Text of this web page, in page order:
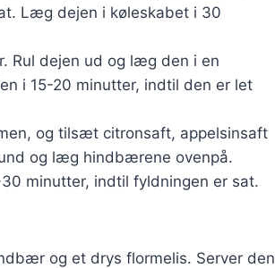
Læg dejen i køleskabet i 30
Rul dejen ud og læg den i en
i 15-20 minutter, indtil den er let
og tilsæt citronsaft, appelsinsaft
og læg hindbærene ovenpå.
minutter, indtil fyldningen er sat.
og et drys flormelis. Server den